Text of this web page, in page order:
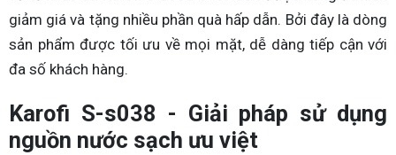
giảm giá và tặng nhiều phần quà hấp dẫn. Bởi đây là dòng
sản phẩm được tối ưu về mọi mặt, dễ dàng tiếp cận với
đa số khách hàng.
Karofi S-s038 - Giải pháp sử dụng
nguồn nước sạch ưu việt